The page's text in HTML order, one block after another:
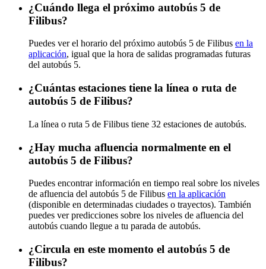
¿Cuándo llega el próximo autobús 5 de
Filibus?
Puedes ver el horario del próximo autobús 5 de Filibus en la
aplicación, igual que la hora de salidas programadas futuras
del autobús 5.
¿Cuántas estaciones tiene la línea o ruta de
autobús 5 de Filibus?
La línea o ruta 5 de Filibus tiene 32 estaciones de autobús.
¿Hay mucha afluencia normalmente en el
autobús 5 de Filibus?
Puedes encontrar información en tiempo real sobre los niveles
de afluencia del autobús 5 de Filibus en la aplicación
(disponible en determinadas ciudades o trayectos). También
puedes ver predicciones sobre los niveles de afluencia del
autobús cuando llegue a tu parada de autobús.
¿Circula en este momento el autobús 5 de
Filibus?